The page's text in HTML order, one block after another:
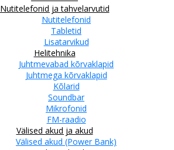
Nutitelefonid ja tahvelarvutid
Nutitelefonid
Tabletid
Lisatarvikud
Helitehnika
Juhtmevabad kõrvaklapid
Juhtmega kõrvaklapid
Kõlarid
Soundbar
Mikrofonid
FM-raadio
Välised akud ja akud
Välised akud (Power Bank)